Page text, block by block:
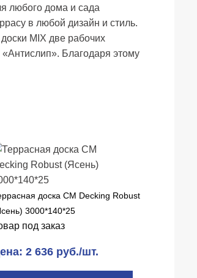
любого дома и сада
в любой дизайн и стиль.
MIX две рабочих
Благодаря этому
доска CM Decking Robust
3000*140*25
под заказ
2 636 руб./шт.